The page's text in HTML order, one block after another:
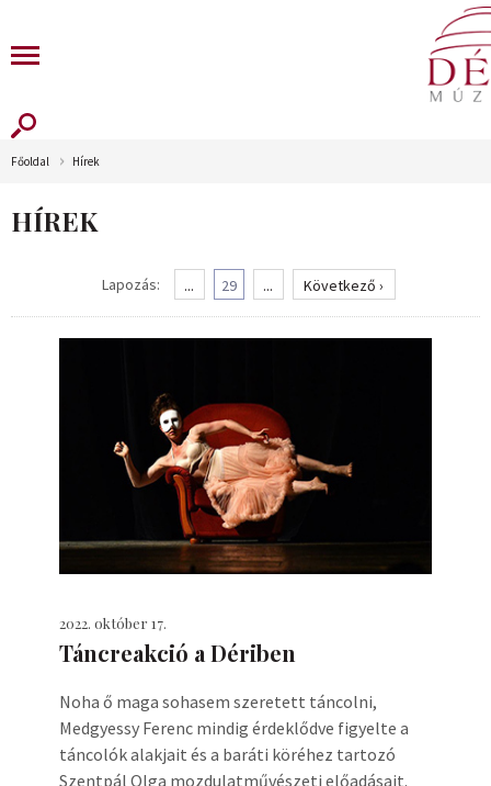
Főoldal Hírek
HÍREK
Lapozás: ... 29 ... Következő ›
2022. október 17.
Táncreakció a Dériben
Noha ő maga sohasem szeretett táncolni,
Medgyessy Ferenc mindig érdeklődve figyelte a
táncolók alakjait és a baráti köréhez tartozó
Szentpál Olga mozdulatművészeti előadásait.